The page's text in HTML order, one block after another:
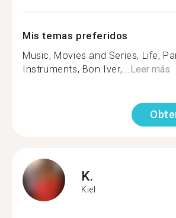
Mis temas preferidos
Music, Movies and Series, Life,
Instruments, Bon Iver,...Leer más
K.
Kiel